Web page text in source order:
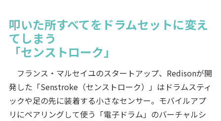
叩いた所すべてをドラムセットに変え
てしまう
「センストローク」
フランス・マルセイユのスタートアップ、Redisonが開
発した「Senstroke（センストローク）」はドラムスティ
ックや足の先に装着する小さなセンサー。モバイルアプ
リにペアリングして使う「電子ドラム」のバーチャルシ